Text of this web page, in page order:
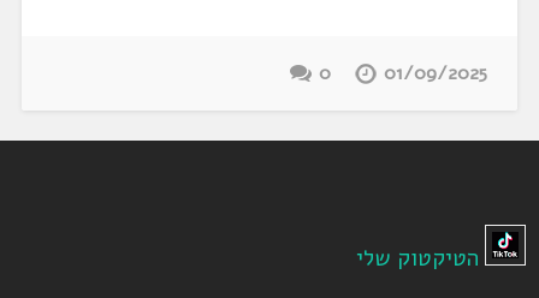
01/09/2025
0
הטיקטוק שלי